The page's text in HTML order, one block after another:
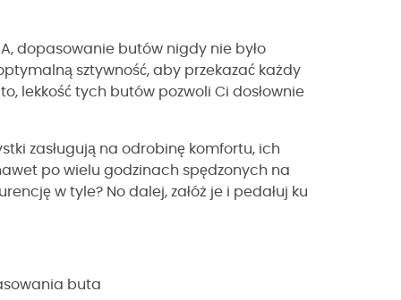
dopasowanie butów nigdy nie było
sztywność, aby przekazać każdy
lekkość tych butów pozwoli Ci dosłownie
zasługują na odrobinę komfortu, ich
po wielu godzinach spędzonych na
w tyle? No dalej, załóż je i pedałuj ku
buta